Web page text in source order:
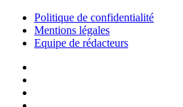
Politique de confidentialité
Mentions légales
Equipe de rédacteurs